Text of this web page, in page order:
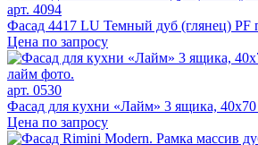
арт. 4094
Фасад 4417 LU Темный дуб (глянец) PF
Цена по запросу
арт. 0530
Фасад для кухни «Лайм» 3 ящика,
Цена по запросу